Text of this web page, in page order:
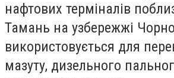
нафтових терміналів
Тамань на узбережжі
використовується для
мазуту, дизельного